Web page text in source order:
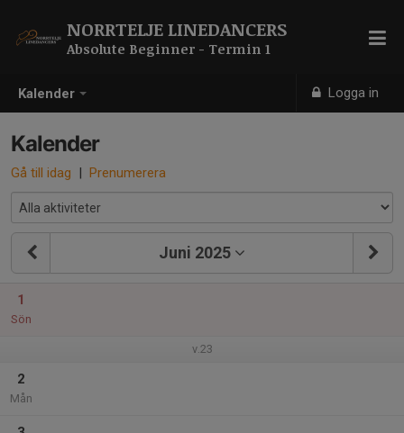
Kalender Logga in
NORRTELJE LINEDANCERS
Absolute Beginner - Termin 1
Kalender
Gå till idag | Prenumerera
Juni 2025
1
Sön
v.23
2
Mån